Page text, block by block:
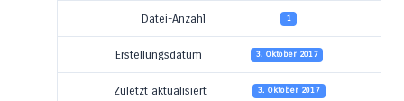
Datei-Anzahl 1
Erstellungsdatum 3. Oktober 2017
Zuletzt aktualisiert 3. Oktober 2017